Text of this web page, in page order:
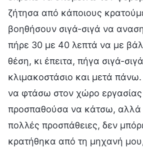
ζήτησα από κάποιους
βοηθήσουν σιγά-σιγά να
πήρε 30 με 40 λεπτά να με
θέση, κι έπειτα, πήγα σιγά-
κλιμακοστάσιο και μετά
να φτάσω στον χώρο εργασίας
προσπαθούσα να κάτσω, αλλά
πολλές προσπάθειες, δεν
κρατήθηκα από τη μηχανή